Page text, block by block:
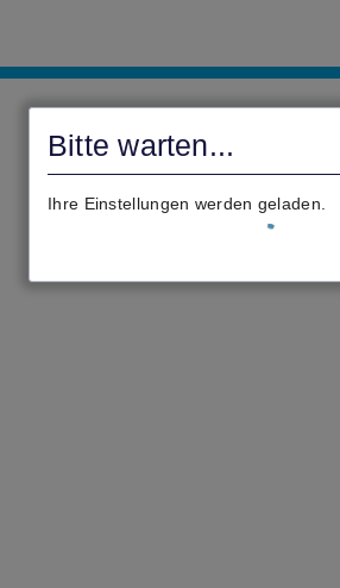
Bitte warten...
Ihre Einstellungen werden geladen.